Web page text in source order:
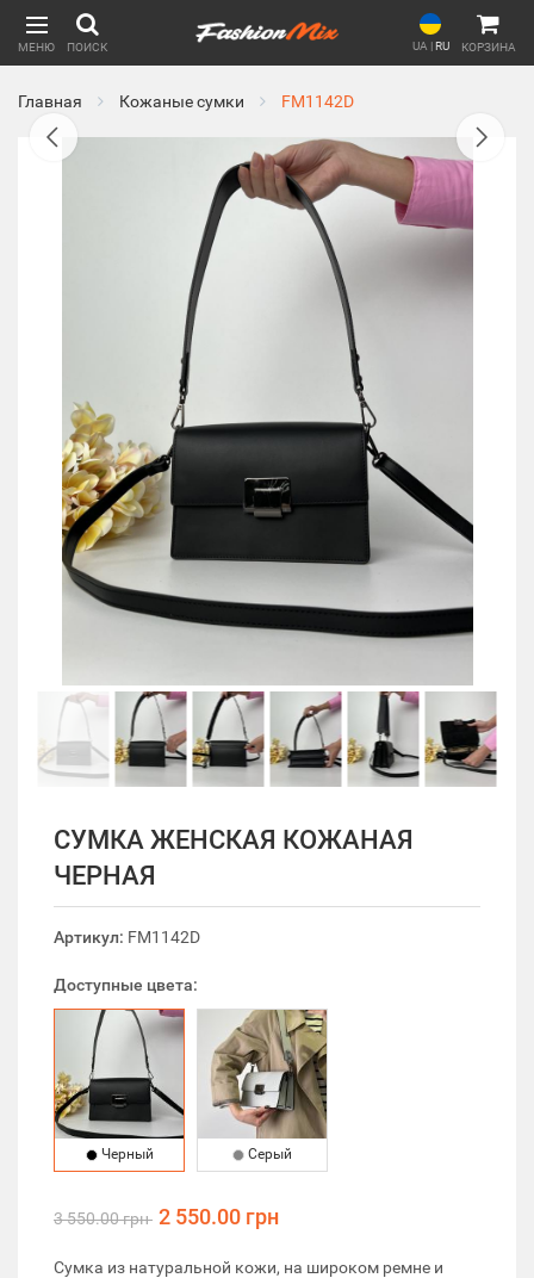
МЕНЮ ПОИСК UA |RU КОРЗИНА
Главная Кожаные сумки FM1142D
СУМКА ЖЕНСКАЯ КОЖАНАЯ
ЧЕРНАЯ
Артикул: FM1142D
Доступные цвета:
Черный Серый
3 550.00 грн 2 550.00 грн
Cумка из натуральной кожи, на широком ремне и